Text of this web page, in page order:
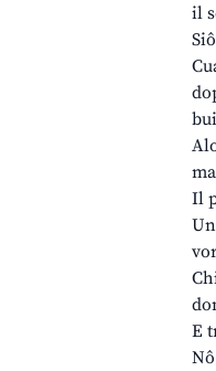
il
Il
E